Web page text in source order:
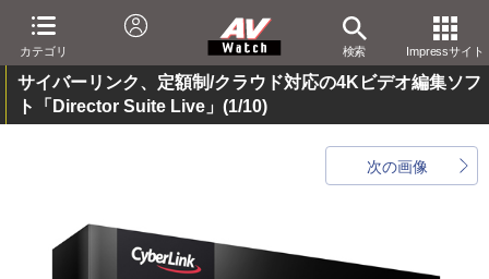
カテゴリ 検索 Impressサイト
サイバーリンク、定額制/クラウド対応の4Kビデオ編集ソフ
ト「Director Suite Live」 (1/10)
次の画像